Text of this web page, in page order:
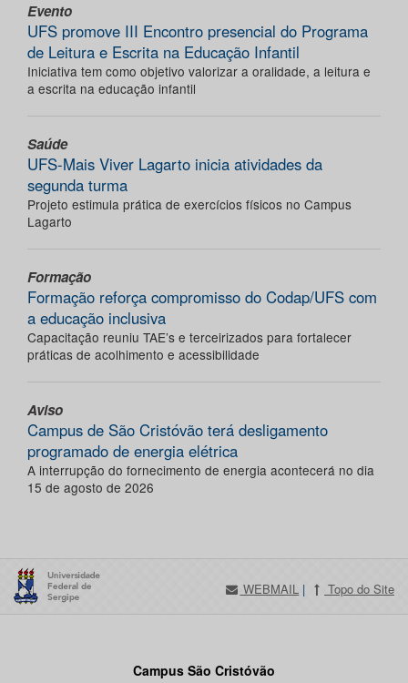
Evento
UFS promove III Encontro presencial do Programa
de Leitura e Escrita na Educação Infantil
Iniciativa tem como objetivo valorizar a oralidade, a leitura e
a escrita na educação infantil
Saúde
UFS-Mais Viver Lagarto inicia atividades da
segunda turma
Projeto estimula prática de exercícios físicos no Campus
Lagarto
Formação
Formação reforça compromisso do Codap/UFS com
a educação inclusiva
Capacitação reuniu TAE’s e terceirizados para fortalecer
práticas de acolhimento e acessibilidade
Aviso
Campus de São Cristóvão terá desligamento
programado de energia elétrica
A interrupção do fornecimento de energia acontecerá no dia
15 de agosto de 2026
WEBMAIL | Topo do Site
Campus São Cristóvão